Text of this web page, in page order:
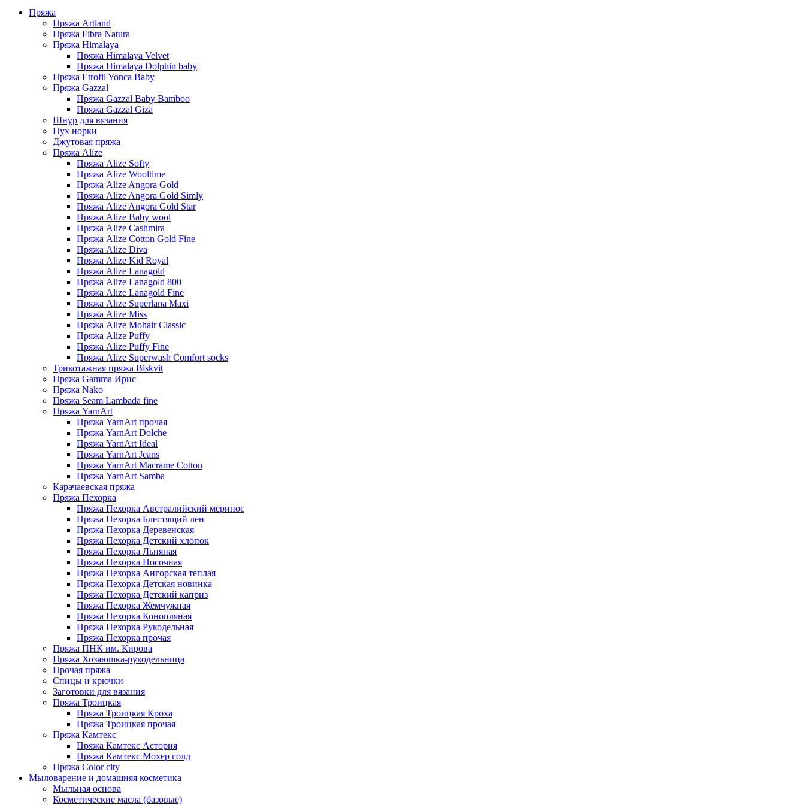
Пряжа
Пряжа Artland
Пряжа Fibra Natura
Пряжа Himalaya
Пряжа Himalaya Velvet
Пряжа Himalaya Dolphin baby
Пряжа Etrofil Yonca Baby
Пряжа Gazzal
Пряжа Gazzal Baby Bamboo
Пряжа Gazzal Giza
Шнур для вязания
Пух норки
Джутовая пряжа
Пряжа Alize
Пряжа Alize Softy
Пряжа Alize Wooltime
Пряжа Alize Angora Gold
Пряжа Alize Angora Gold Simly
Пряжа Alize Angora Gold Star
Пряжа Alize Baby wool
Пряжа Alize Cashmira
Пряжа Alize Cotton Gold Fine
Пряжа Alize Diva
Пряжа Alize Kid Royal
Пряжа Alize Lanagold
Пряжа Alize Lanagold 800
Пряжа Alize Lanagold Fine
Пряжа Alize Superlana Maxi
Пряжа Alize Miss
Пряжа Alize Mohair Classic
Пряжа Alize Puffy
Пряжа Alize Puffy Fine
Пряжа Alize Superwash Comfort socks
Трикотажная пряжа Biskvit
Пряжа Gamma Ирис
Пряжа Nako
Пряжа Seam Lambada fine
Пряжа YarnArt
Пряжа YarnArt прочая
Пряжа YarnArt Dolche
Пряжа YarnArt Ideal
Пряжа YarnArt Jeans
Пряжа YarnArt Macrame Cotton
Пряжа YarnArt Samba
Карачаевская пряжа
Пряжа Пехорка
Пряжа Пехорка Австралийский меринос
Пряжа Пехорка Блестящий лен
Пряжа Пехорка Деревенская
Пряжа Пехорка Детский хлопок
Пряжа Пехорка Льняная
Пряжа Пехорка Носочная
Пряжа Пехорка Ангорская теплая
Пряжа Пехорка Детская новинка
Пряжа Пехорка Детский каприз
Пряжа Пехорка Жемчужная
Пряжа Пехорка Конопляная
Пряжа Пехорка Рукодельная
Пряжа Пехорка прочая
Пряжа ПНК им. Кирова
Пряжа Хозяюшка-рукодельница
Прочая пряжа
Спицы и крючки
Заготовки для вязания
Пряжа Троицкая
Пряжа Троицкая Кроха
Пряжа Троицкая прочая
Пряжа Камтекс
Пряжа Камтекс Астория
Пряжа Камтекс Мохер голд
Пряжа Color city
Мыловарение и домашняя косметика
Мыльная основа
Косметические масла (базовые)